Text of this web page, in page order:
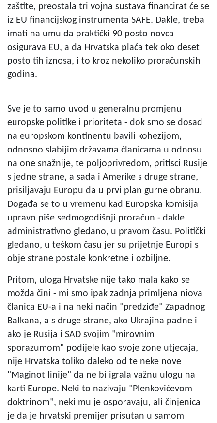
zaštite, preostala tri vojna sustava financirat će se
iz EU financijskog instrumenta SAFE. Dakle, treba
imati na umu da praktički 90 posto novca
osigurava EU, a da Hrvatska plaća tek oko deset
posto tih iznosa, i to kroz nekoliko proračunskih
godina.
Sve je to samo uvod u generalnu promjenu
europske politike i prioriteta - dok smo se dosad
na europskom kontinentu bavili kohezijom,
odnosno slabijim državama članicama u odnosu
na one snažnije, te poljoprivredom, pritisci Rusije
s jedne strane, a sada i Amerike s druge strane,
prisiljavaju Europu da u prvi plan gurne obranu.
Događa se to u vremenu kad Europska komisija
upravo piše sedmogodišnji proračun - dakle
administrativno gledano, u pravom času. Politički
gledano, u teškom času jer su prijetnje Europi s
obje strane postale konkretne i ozbiljne.
Pritom, uloga Hrvatske nije tako mala kako se
možda čini - mi smo ipak zadnja primljena niova
članica EU-a i na neki način "predziđe" Zapadnog
Balkana, a s druge strane, ako Ukrajina padne i
ako je Rusija i SAD svojim "mirovnim
sporazumom" podijele kao svoje zone utjecaja,
nije Hrvatska toliko daleko od te neke nove
"Maginot linije" da ne bi igrala važnu ulogu na
karti Europe. Neki to nazivaju "Plenkovićevom
doktrinom", neki mu je osporavaju, ali činjenica
je da je hrvatski premijer prisutan u samom